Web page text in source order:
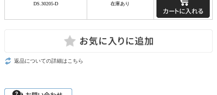
DS.30205-D 在庫あり
返品についての詳細はこちら